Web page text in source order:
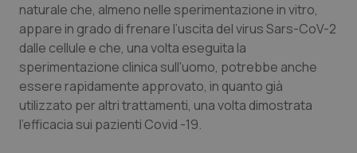
Friuli Venezia Giulia
Lazio
Liguria
Lombardia
Dermatite Atopica
Diabete & glucometri
Disturbi dell’umore
Dolore
naturale che, almeno nelle sperimentazione in vitro,
appare in grado di frenare l’uscita del virus Sars-CoV-2
dalle cellule e che, una volta eseguita la
sperimentazione clinica sull'uomo, potrebbe anche
essere rapidamente approvato, in quanto già
utilizzato per altri trattamenti, una volta dimostrata
l’efficacia sui pazienti Covid -19.